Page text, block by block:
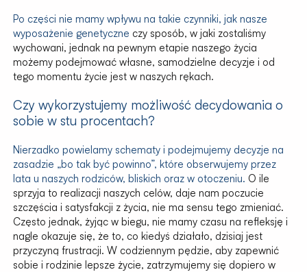
Po części nie mamy wpływu na takie czynniki, jak nasze
wyposażenie genetyczne czy sposób, w jaki zostaliśmy
wychowani, jednak na pewnym etapie naszego życia
możemy podejmować własne, samodzielne decyzje i od
tego momentu życie jest w naszych rękach.
Czy wykorzystujemy możliwość decydowania o
sobie w stu procentach?
Nierzadko powielamy schematy i podejmujemy decyzje na
zasadzie „bo tak być powinno”, które obserwujemy przez
lata u naszych rodziców, bliskich oraz w otoczeniu. O ile
sprzyja to realizacji naszych celów, daje nam poczucie
szczęścia i satysfakcji z życia, nie ma sensu tego zmieniać.
Często jednak, żyjąc w biegu, nie mamy czasu na refleksję i
nagle okazuje się, że to, co kiedyś działało, dzisiaj jest
przyczyną frustracji. W codziennym pędzie, aby zapewnić
sobie i rodzinie lepsze życie, zatrzymujemy się dopiero w